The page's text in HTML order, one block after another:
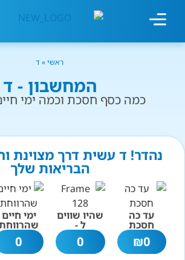
ראשי» ד
המחשבון - ד
כמה כסף חסכת וכמה ימי
נהדר! ד עשית דרך מצוינת
הבריאות שלך
עד כה
חסכת
0
₪
שהיו שווים
ל -
0
ימי חיים
0